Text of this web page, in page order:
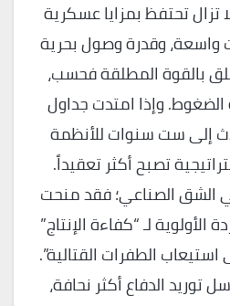
تحتفظ بمزايا عسكرية
واسعة، وقدرة وصول بحرية
بالقوة المطلقة فحسب،
وإذا امتدت جداول
إلى ست سنوات للأنظمة
تصبح أكثر تعقيداً.
الشق الصناعي؛ فقد منحت
الأولوية لـ “كفاءة الإنتاج”
الطفرات القتالية”.
توريد الدفاع أكثر نحافة،